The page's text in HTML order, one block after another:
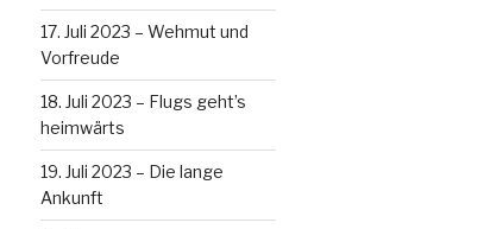
17. Juli 2023 – Wehmut und
Vorfreude
18. Juli 2023 – Flugs geht’s
heimwärts
19. Juli 2023 – Die lange
Ankunft